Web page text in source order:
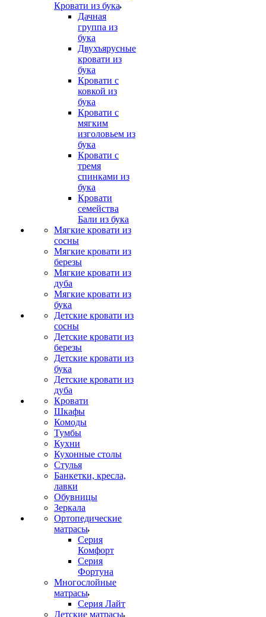
Кровати из бука
Дачная
группа из
бука
Двухъярусные
кровати из
бука
Кровати с
ковкой из
бука
Кровати с
мягким
изголовьем из
бука
Кровати с
тремя
спинками из
бука
Кровати
семейства
Бали из бука
Мягкие кровати из
сосны
Мягкие кровати из
березы
Мягкие кровати из
дуба
Мягкие кровати из
бука
Детские кровати из
сосны
Детские кровати из
березы
Детские кровати из
бука
Детские кровати из
дуба
Кровати
Шкафы
Комоды
Тумбы
Кухни
Кухонные столы
Стулья
Банкетки, кресла,
лавки
Обувницы
Зеркала
Ортопедические
матрасы
Серия
Комфорт
Серия
Фортуна
Многослойные
матрасы
Серия Лайт
Детские матрасы